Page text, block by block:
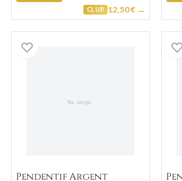
CLUB 12,50 € →
Pendentif Argent
Pendentif Argent